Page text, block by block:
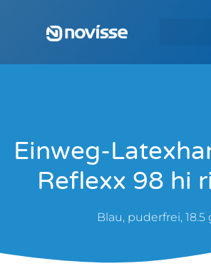
Einweg-
Reflexx 98 hi
Blau, puderfrei, 18.5